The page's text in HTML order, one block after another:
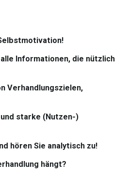
Informationen, die nützlich
Verhandlungszielen,
starke (Nutzen-)
hören Sie analytisch zu!
hängt?